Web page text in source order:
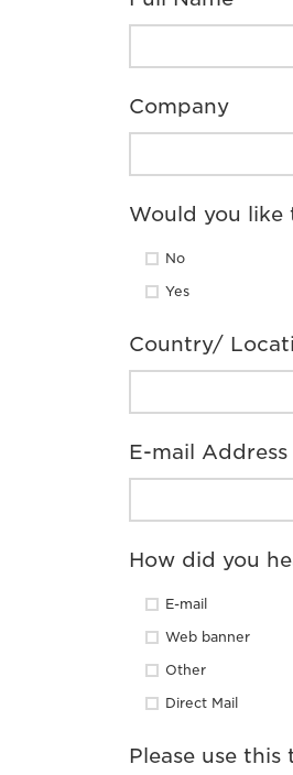
Company
Would you
Yes
No
Country/
E-mail
How did you
Direct Mail
E-mail
Web banner
Other
Please use